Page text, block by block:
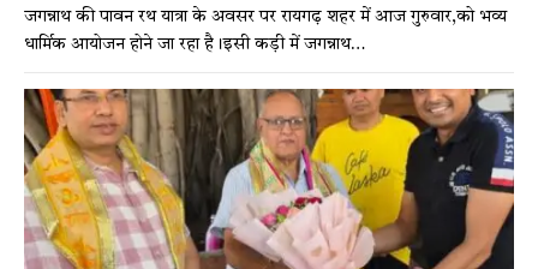
जगन्नाथ की पावन रथ यात्रा के अवसर पर रायगढ़ शहर में आज गुरुवार,को भव्य
धार्मिक आयोजन होने जा रहा है।इसी कड़ी में जगन्नाथ…